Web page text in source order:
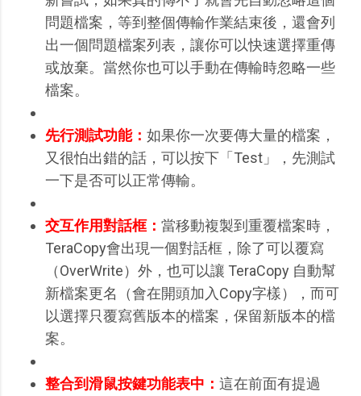
問題檔案，等到整個傳輸作業結束後，還會列
出一個問題檔案列表，讓你可以快速選擇重傳
或放棄。當然你也可以手動在傳輸時忽略一些
檔案。
先行測試功能： 如果你一次要傳大量的檔案，
又很怕出錯的話，可以按下「Test」，先測試
一下是否可以正常傳輸。
交互作用對話框： 當移動複製到重覆檔案時，
TeraCopy會出現一個對話框，除了可以覆寫
（OverWrite）外，也可以讓 TeraCopy 自動幫
新檔案更名（會在開頭加入Copy字樣），而可
以選擇只覆寫舊版本的檔案，保留新版本的檔
案。
整合到滑鼠按鍵功能表中： 這在前面有提過